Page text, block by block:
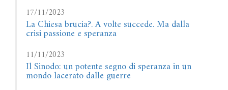
17/11/2023
La Chiesa brucia?. A volte succede. Ma dalla
crisi passione e speranza
11/11/2023
Il Sinodo: un potente segno di speranza in un
mondo lacerato dalle guerre